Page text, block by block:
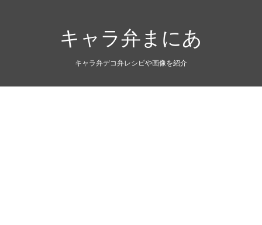
キャラ弁まにあ
キャラ弁デコ弁レシピや画像を紹介